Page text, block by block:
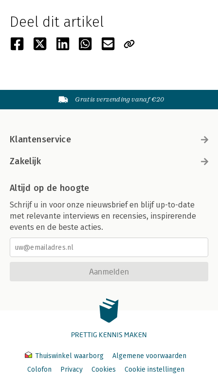
Deel dit artikel
Gratis verzending vanaf €20
Klantenservice
Zakelijk
Altijd op de hoogte
Schrijf u in voor onze nieuwsbrief en blijf up-to-date
met relevante interviews en recensies, inspirerende
events en de beste acties.
Aanmelden
PRETTIG KENNIS MAKEN
Thuiswinkel waarborg
Algemene voorwaarden
Colofon
Privacy Cookies Cookie instellingen